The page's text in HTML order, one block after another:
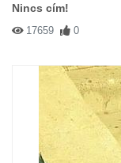
Nincs cím!
17659 0